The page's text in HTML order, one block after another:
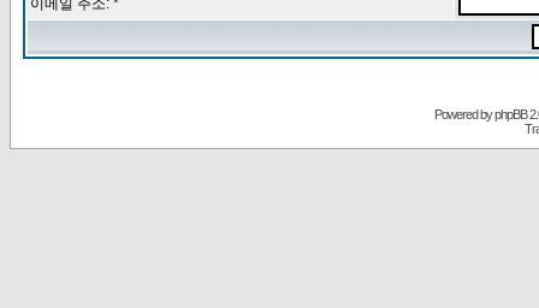
이메일 주소: *
Powered byphpBB